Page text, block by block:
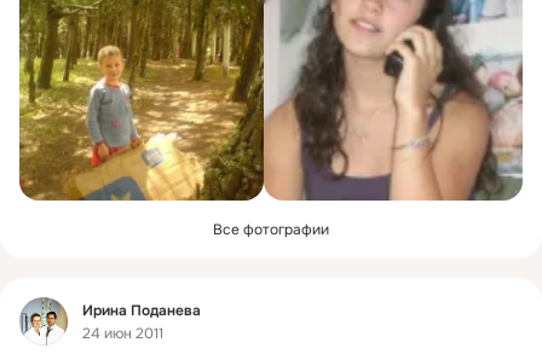
Все фотографии
Фид
Ирина Поданева
24 июн 2011